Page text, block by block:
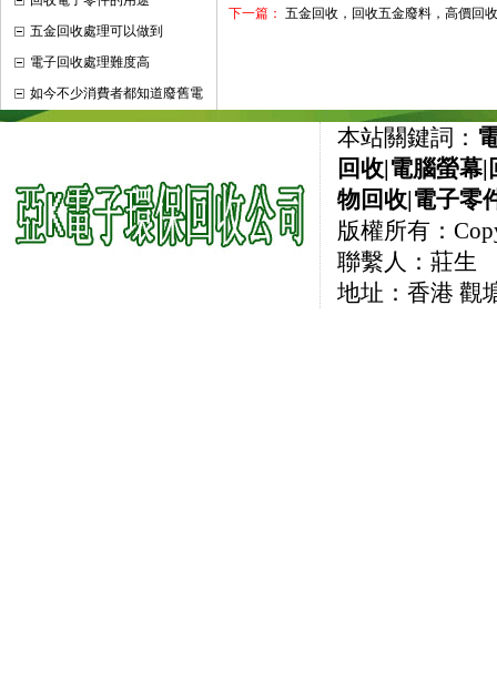
五金回收處理可以做到
電子回收處理難度高
如今不少消費者都知道廢舊電
下一篇： 五金回收，回收五金廢料，高價回收
本站關鍵詞：
回收|電腦螢幕|
物回收|電子零
版權所有：
聯繫人：莊生
地址：香港 觀